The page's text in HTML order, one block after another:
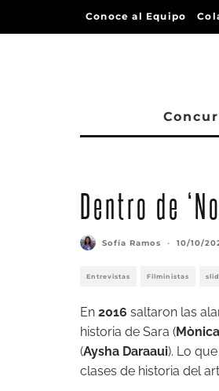
Conoce al Equipo
Dentro de
Sofía Ramos · 10/10/
Entrevistas Filministas
En 2016 saltaron las
historia de Sara (
(Aysha Daraaui). Lo
clases de historia del